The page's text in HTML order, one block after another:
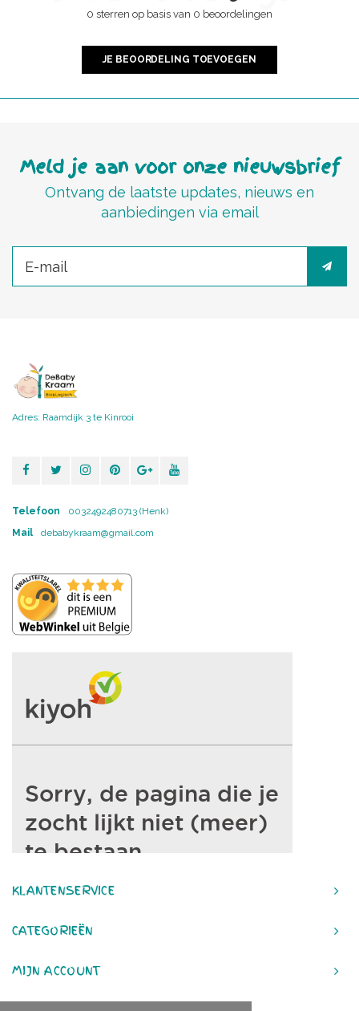
0 sterren op basis van 0 beoordelingen
JE BEOORDELING TOEVOEGEN
Meld je aan voor onze nieuwsbrief
Ontvang de laatste updates, nieuws en
aanbiedingen via email
Adres: Raamdijk 3 te Kinrooi
Telefoon
0032492480713 (Henk)
Mail
debabykraam@gmail.com
KLANTENSERVICE
CATEGORIEËN
MIJN ACCOUNT